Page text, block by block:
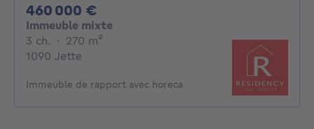
460 000 €
Immeuble mixte
3 ch. 3 chambres
· 270 m²
1090 Jette
Immeuble de rapport avec horeca